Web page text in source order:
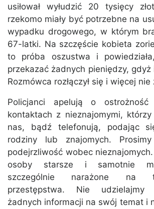
usiłował wyłudzić 20 tysięcy
rzekomo miały być potrzebne na
wypadku drogowego, w którym
67-latki. Na szczęście kobieta
to próba oszustwa i
przekazać żadnych pieniędzy,
Rozmówca rozłączył się i więcej nie
Policjanci apelują o
kontaktach z nieznajomymi,
nas, bądź telefonują, podając
rodziny lub znajomych.
podejrzliwość wobec
osoby starsze i samotnie
szczególnie narażone na
przestępstwa. Nie udzielajmy
żadnych informacji na swój temat i